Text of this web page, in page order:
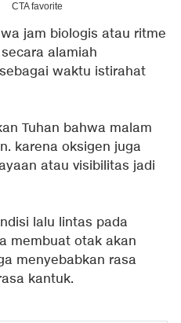
jam biologis atau ritme
alamiah
waktu istirahat
Tuhan bahwa malam
karena oksigen juga
atau visibilitas jadi
lalu lintas pada
membuat otak akan
menyebabkan rasa
kantuk.